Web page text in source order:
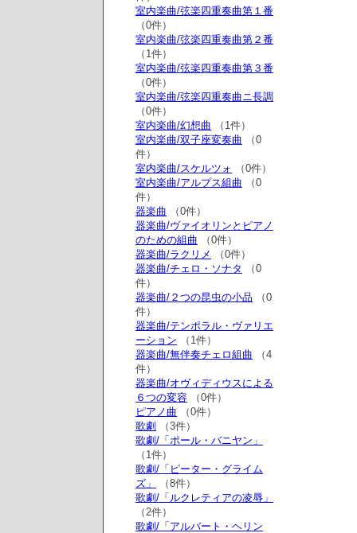
室内楽曲/弦楽四重奏曲第１番
（0件）
室内楽曲/弦楽四重奏曲第２番
（1件）
室内楽曲/弦楽四重奏曲第３番
（0件）
室内楽曲/弦楽四重奏曲ニ長調
（0件）
室内楽曲/幻想曲 （1件）
室内楽曲/双子座変奏曲 （0
件）
室内楽曲/スケルツォ
（0件）
室内楽曲/アルプス組曲 （0
件）
器楽曲 （0件）
器楽曲/ヴァイオリンとピアノ
のための組曲 （0件）
器楽曲/ラクリメ
（0件）
器楽曲/チェロ・ソナタ
（0
件）
器楽曲/２つの昆虫の小品 （0
件）
器楽曲/テンポラル・ヴァリエ
ーション （1件）
器楽曲/無伴奏チェロ組曲 （4
件）
器楽曲/オヴィディウスによる
６つの変容 （0件）
ピアノ曲 （0件）
歌劇
（3件）
歌劇/「ポール・バニヤン」
（1件）
歌劇/「ピーター・グライム
ズ」
（8件）
歌劇/「ルクレティアの凌辱」
（2件）
歌劇/「アルバート・ヘリン